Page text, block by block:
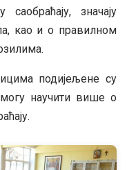
значају
као и о правилном
подијељене су
научити више о